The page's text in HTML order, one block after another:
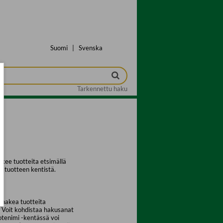
Suomi Svenska
Tarkennettu haku
tuotteita etsimällä
tuotteen kentistä.
hakea tuotteita
kohdistaa hakusanat
-kentässä voi